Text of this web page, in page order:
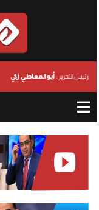
رئيس التحرير : أبو المعاطي زكي